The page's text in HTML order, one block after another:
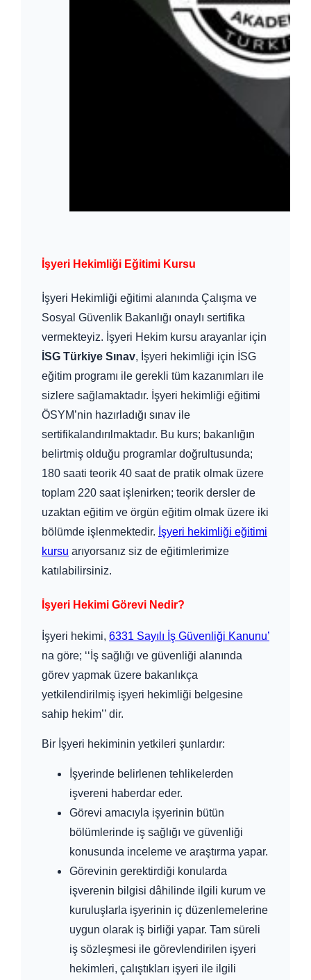
İşyeri Hekimliği Eğitimi Kursu
İşyeri Hekimliği eğitimi alanında Çalışma ve
Sosyal Güvenlik Bakanlığı onaylı sertifika
vermekteyiz. İşyeri Hekim kursu arayanlar için
İSG Türkiye Sınav, İşyeri hekimliği için İSG
eğitim programı ile gerekli tüm kazanımları ile
sizlere sağlamaktadır. İşyeri hekimliği eğitimi
ÖSYM’nin hazırladığı sınav ile
sertifikalandırılmaktadır. Bu kurs; bakanlığın
belirtmiş olduğu programlar doğrultusunda;
180 saati teorik 40 saat de pratik olmak üzere
toplam 220 saat işlenirken; teorik dersler de
uzaktan eğitim ve örgün eğitim olmak üzere iki
bölümde işlenmektedir. İşyeri hekimliği eğitimi
kursu arıyorsanız siz de eğitimlerimize
katılabilirsiniz.
İşyeri Hekimi Görevi Nedir?
İşyeri hekimi, 6331 Sayılı İş Güvenliği Kanunu’
na göre; ‘‘İş sağlığı ve güvenliği alanında
görev yapmak üzere bakanlıkça
yetkilendirilmiş işyeri hekimliği belgesine
sahip hekim’’ dir.
Bir İşyeri hekiminin yetkileri şunlardır:
İşyerinde belirlenen tehlikelerden
işvereni haberdar eder.
Görevi amacıyla işyerinin bütün
bölümlerinde iş sağlığı ve güvenliği
konusunda inceleme ve araştırma yapar.
Görevinin gerektirdiği konularda
işverenin bilgisi dâhilinde ilgili kurum ve
kuruluşlarla işyerinin iç düzenlemelerine
uygun olarak iş birliği yapar. Tam süreli
iş sözleşmesi ile görevlendirilen işyeri
hekimleri, çalıştıkları işyeri ile ilgili